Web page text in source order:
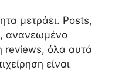
μετράει. Posts,
ανανεωμένο
reviews, όλα αυτά
είναι